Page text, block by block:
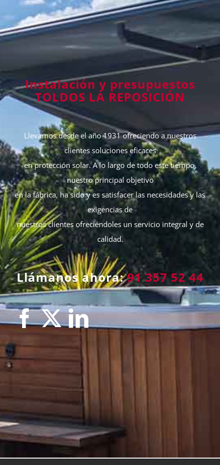
Instalación y presupuestos
TOLDOS LA REPOSICIÓN
Llevamos desde el año 1931 ofreciendo a nuestros
clientes soluciones eficaces
en protección solar. A lo largo de todo este tiempo,
nuestro principal objetivo
en la fábrica, ha sido y es satisfacer las necesidades y las
exigencias de
nuestros clientes ofreciéndoles un servicio integral y de
calidad.
Llámanos ahora:91 357 52 44